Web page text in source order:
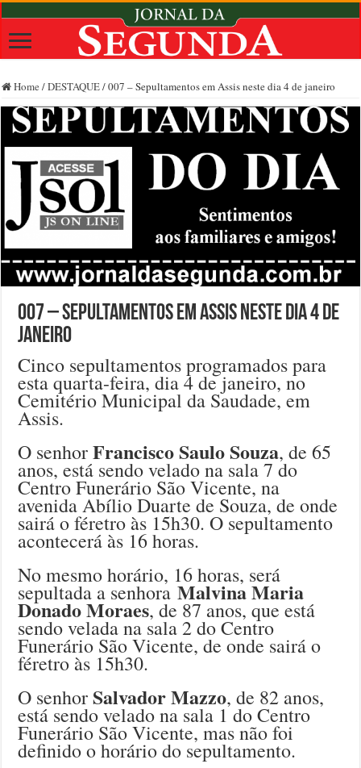
Home /DESTAQUE/007 – Sepultamentos em Assis neste dia 4 de janeiro
007 – Sepultamentos em Assis neste dia 4 de
janeiro
Cinco sepultamentos programados para
esta quarta-feira, dia 4 de janeiro, no
Cemitério Municipal da Saudade, em
Assis.
O senhorFrancisco Saulo Souza, de 65
anos, está sendo velado na sala 7 do
Centro Funerário São Vicente, na
avenida Abílio Duarte de Souza, de onde
sairá o féretro às 15h30. O sepultamento
acontecerá às 16 horas.
No mesmo horário, 16 horas, será
sepultada a senhoraMalvina Maria
Donado Moraes, de 87 anos, que está
sendo velada na sala 2 do Centro
Funerário São Vicente, de onde sairá o
féretro às 15h30.
O senhorSalvador Mazzo, de 82 anos,
está sendo velado na sala 1 do Centro
Funerário São Vicente, mas não foi
definido o horário do sepultamento.